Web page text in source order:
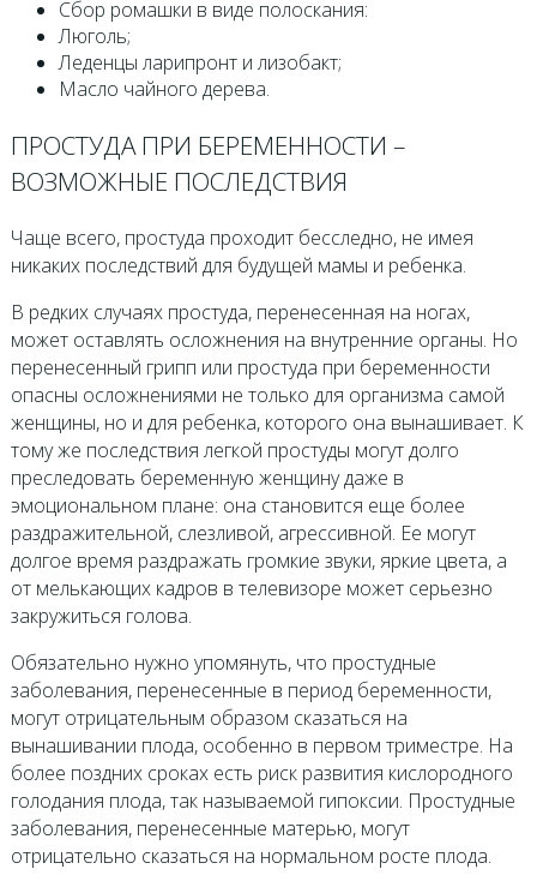
Сбор ромашки в виде полоскания:
Люголь;
Леденцы ларипронт и лизобакт;
Масло чайного дерева.
ПРОСТУДА ПРИ БЕРЕМЕННОСТИ –
ВОЗМОЖНЫЕ ПОСЛЕДСТВИЯ
Чаще всего, простуда проходит бесследно, не имея
никаких последствий для будущей мамы и ребенка.
В редких случаях простуда, перенесенная на ногах,
может оставлять осложнения на внутренние органы. Но
перенесенный грипп или простуда при беременности
опасны осложнениями не только для организма самой
женщины, но и для ребенка, которого она вынашивает. К
тому же последствия легкой простуды могут долго
преследовать беременную женщину даже в
эмоциональном плане: она становится еще более
раздражительной, слезливой, агрессивной. Ее могут
долгое время раздражать громкие звуки, яркие цвета, а
от мелькающих кадров в телевизоре может серьезно
закружиться голова.
Обязательно нужно упомянуть, что простудные
заболевания, перенесенные в период беременности,
могут отрицательным образом сказаться на
вынашивании плода, особенно в первом триместре. На
более поздних сроках есть риск развития кислородного
голодания плода, так называемой гипоксии. Простудные
заболевания, перенесенные матерью, могут
отрицательно сказаться на нормальном росте плода.